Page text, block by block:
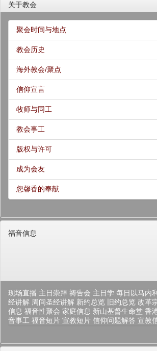
关于教会
聚会时间与地点
教会历史
海外教会/聚点
信仰宣言
牧师与同工
教会事工
版权与许可
成为会友
您馨香的奉献
福音信息
现场直播 主日崇拜 祷告会 主日学 每日以马内利
经讲解 周间圣经讲解 新约总览 旧约总览 改革
信息 福音性聚会 家庭信息 新山基督生命堂 香
音事工 福音短片 宣教短片 信仰问题解答 宣教